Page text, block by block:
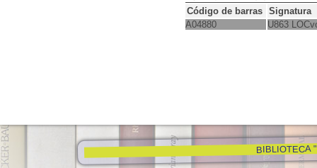
Código de barras Signatura
A04880
U863
BIBLIOTECA